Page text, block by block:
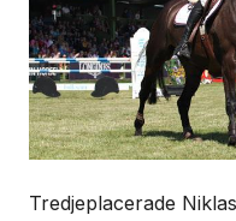
Tredjeplacerade